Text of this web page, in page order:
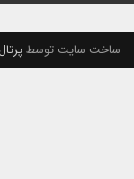
ساخت سایت توسطپرتال